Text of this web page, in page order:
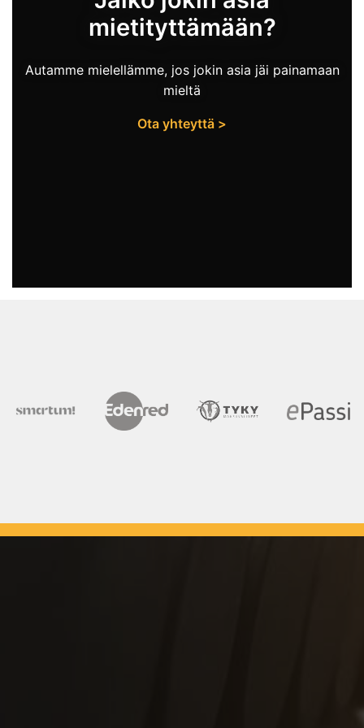
mietityttämään?
Autamme mielellämme, jos jokin asia jäi painamaan
mieltä
Ota yhteyttä >